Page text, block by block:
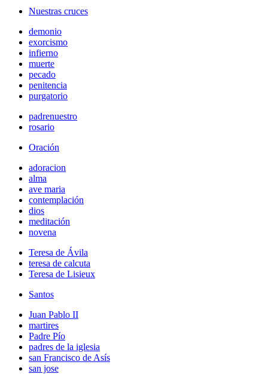
Nuestras cruces
demonio
exorcismo
infierno
muerte
pecado
penitencia
purgatorio
padrenuestro
rosario
Oración
adoracion
alma
ave maria
contemplación
dios
meditación
novena
Teresa de Ávila
teresa de calcuta
Teresa de Lisieux
Santos
Juan Pablo II
martires
Padre Pío
padres de la iglesia
san Francisco de Asís
san jose